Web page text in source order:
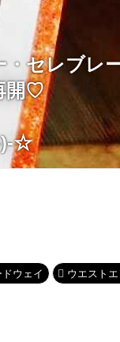
・セレブレ
開♡
)-☆
ウェイ ウエスト